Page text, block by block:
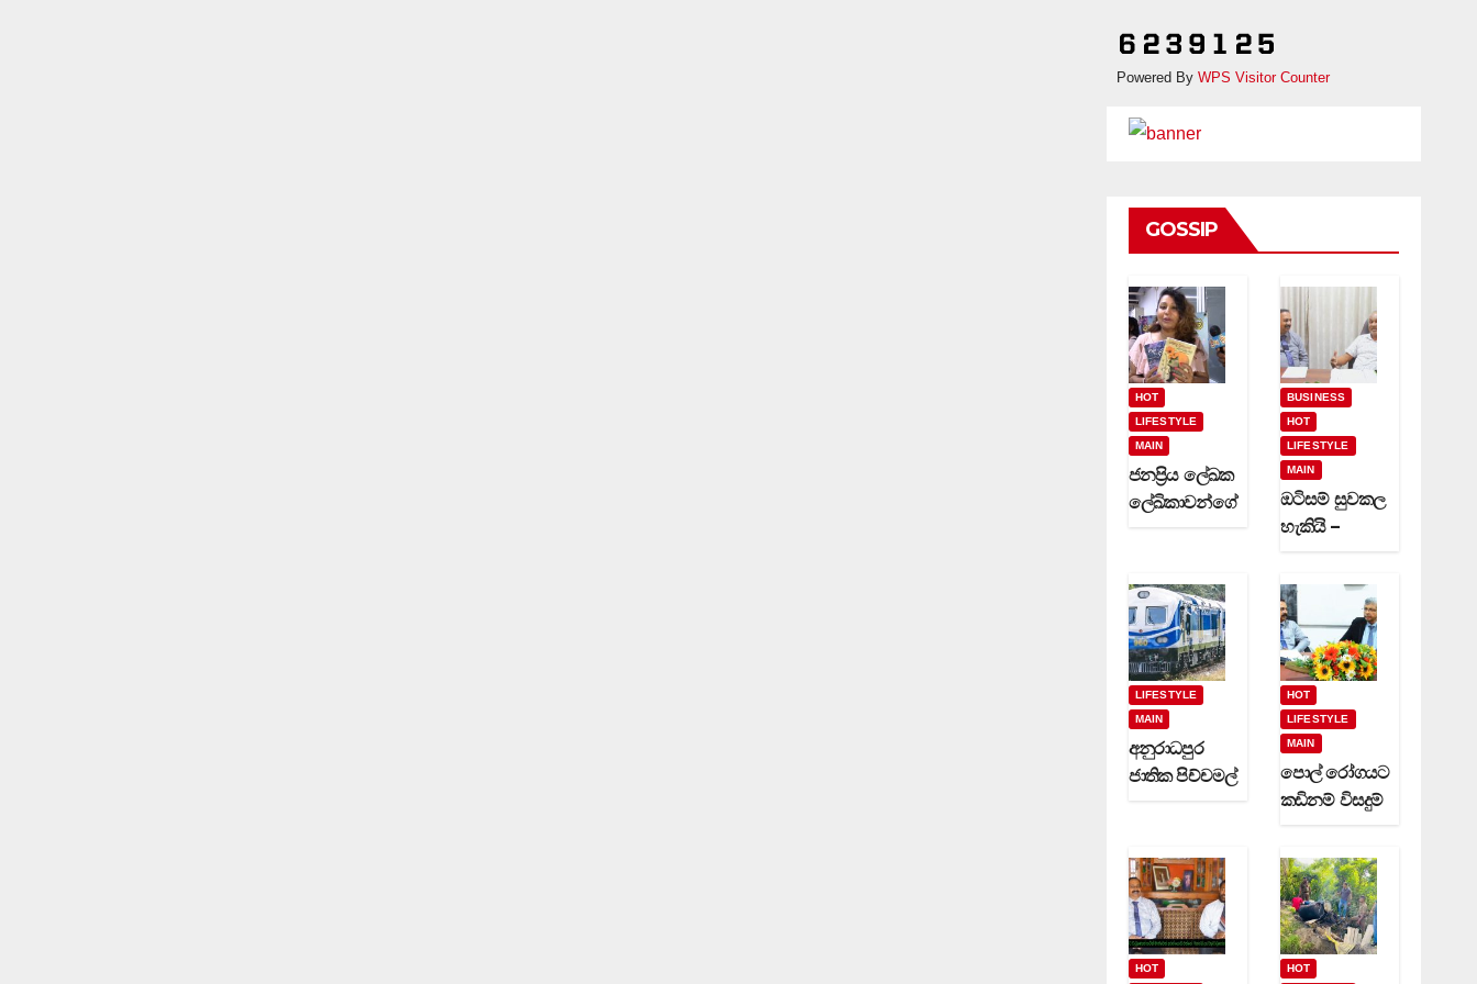
Powered By WPS Visitor Counter
GOSSIP
HOT
LIFESTYLE
MAIN
ජනප්‍රිය ලේඛක
ලේඛිකාවන්ගේ
රචිත නවක
ග්‍රන්ථ දෙකක්
(video)
BUSINESS
HOT
LIFESTYLE
MAIN
ඔටිසම් සුවකල
හැකියි –
ප්‍රේමකුමාර
වෙදමහතා
(video)
LIFESTYLE
MAIN
අනුරාධපුර
ජාතික පිච්චමල්
ගමන් වාර
කිහිපයක්
ධාවනයට…
HOT
LIFESTYLE
MAIN
පොල් රෝගයට
කඩිනම් විසදුම්
රක්ෂණාවරණ
යක් (video)
HOT
HOT